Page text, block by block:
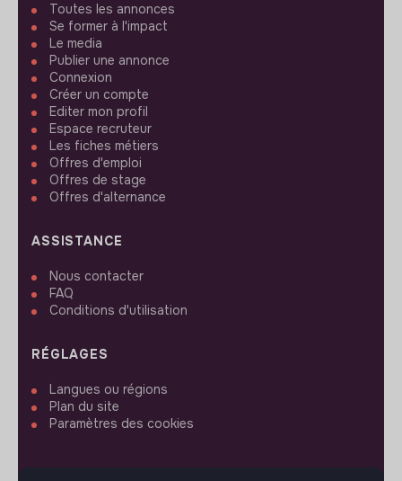
Toutes les annonces
Se former à l'impact
Le media
Publier une annonce
Connexion
Créer un compte
Editer mon profil
Espace recruteur
Les fiches métiers
Offres d'emploi
Offres de stage
Offres d'alternance
ASSISTANCE
Nous contacter
FAQ
Conditions d'utilisation
RÉGLAGES
Langues ou régions
Plan du site
Paramètres des cookies